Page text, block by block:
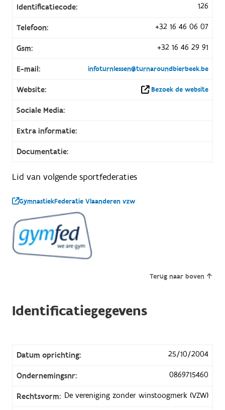
Identificatiecode: 126
Telefoon: +32 16 46 06 07
Gsm: +32 16 46 29 91
E-mail: infoturnlessen@turnaroundbierbeek.be
Website: Bezoek de website
Sociale Media:
Extra informatie:
Documentatie:
Lid van volgende sportfederaties
GymnastiekFederatie Vlaanderen vzw
Terug naar boven
Identificatiegegevens
Datum oprichting: 25/10/2004
Ondernemingsnr: 0869715460
Rechtsvorm: De vereniging zonder winstoogmerk (VZW)